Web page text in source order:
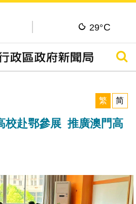
29°C
搜尋
繁
简
校赴鄂參展 推廣澳門高